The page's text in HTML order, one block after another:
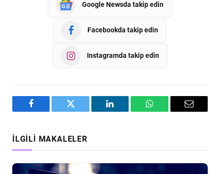
Google Newsda takip edin
Facebookda takip edin
Instagramda takip edin
Facebook Twitter LinkedIn WhatsAppEmail
İLGILI MAKALELER